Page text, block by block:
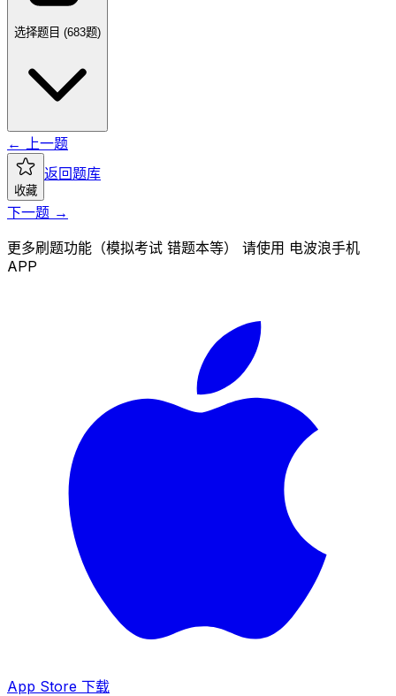
选择题目 (683题)
← 上一题
收藏
返回题库
下一题 →
更多刷题功能（模拟考试 错题本等） 请使用 电波浪手机
APP
App Store 下载